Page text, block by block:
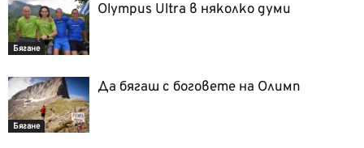
Бягане
Olympus Ultra в няколко думи
Бягане
Да бягаш с боговете на Олимп